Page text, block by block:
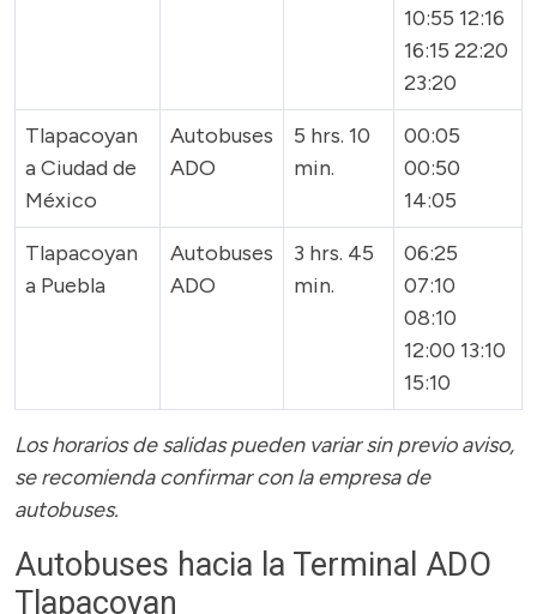
10:55 12:16
16:15 22:20
23:20
Tlapacoyan
a Ciudad de
México
Autobuses
ADO
5 hrs. 10
min.
00:05
00:50
14:05
Tlapacoyan
a Puebla
Autobuses
ADO
3 hrs. 45
min.
06:25
07:10
08:10
12:00 13:10
15:10
Los horarios de salidas pueden variar sin previo aviso,
se recomienda confirmar con la empresa de
autobuses.
Autobuses hacia la Terminal ADO
Tlapacoyan